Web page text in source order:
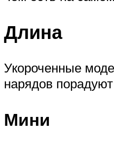
Длина
Укороченные
нарядов
Мини